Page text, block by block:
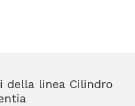
della linea Cilindro